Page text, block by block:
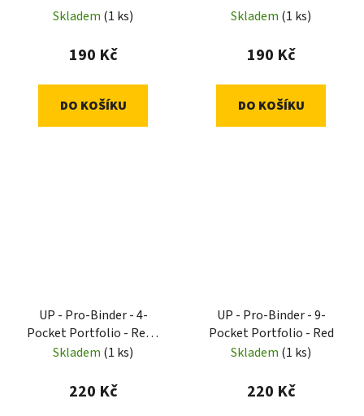
Skladem (1 ks)
190 Kč
DO KOŠÍKU
Skladem (1 ks)
190 Kč
DO KOŠÍKU
UP - Pro-Binder - 4-
Pocket Portfolio - Red /
White
Skladem (1 ks)
220 Kč
UP - Pro-Binder - 9-
Pocket Portfolio - Red
Skladem (1 ks)
220 Kč